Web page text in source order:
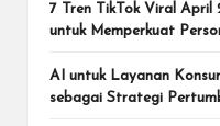
7 Tren TikTok Viral
untuk Memperkuat
AI untuk Layanan
sebagai Strategi